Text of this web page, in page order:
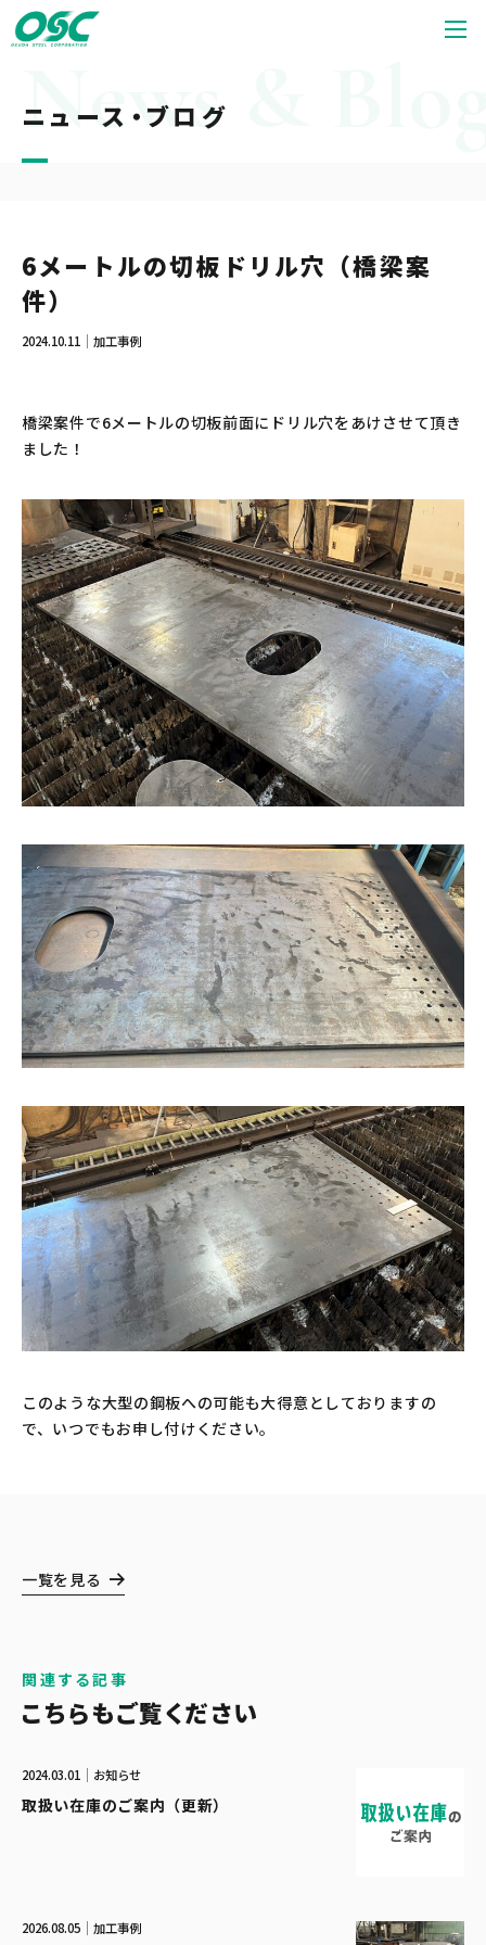
ニュース・ブログ
6メートルの切板ドリル穴（橋梁案
件）
2024.10.11 加工事例
橋梁案件で6メートルの切板前面にドリル穴をあけさせて頂き
ました！
このような大型の鋼板への可能も大得意としておりますの
で、いつでもお申し付けください。
一覧を見る
関連する記事
こちらもご覧ください
2024.03.01 お知らせ
取扱い在庫のご案内（更新）
2026.08.05 加工事例